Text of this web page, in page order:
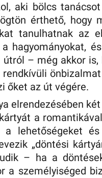
aki bölcs
érthető, hogy
tanulhatnak az
hagyományokat,
– még akkor
őket az út végére.
elrendezésében
a
a lehetőségeket
„döntési
– ha a
a személyiséged